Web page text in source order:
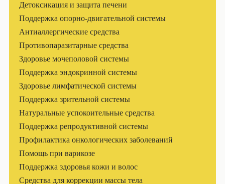
Детоксикация и защита печени
Поддержка опорно-двигательной системы
Антиаллергические средства
Противопаразитарные средства
Здоровье мочеполовой системы
Поддержка эндокринной системы
Здоровье лимфатической системы
Поддержка зрительной системы
Натуральные успокоительные средства
Поддержка репродуктивной системы
Профилактика онкологических заболеваний
Помощь при варикозе
Поддержка здоровья кожи и волос
Средства для коррекции массы тела